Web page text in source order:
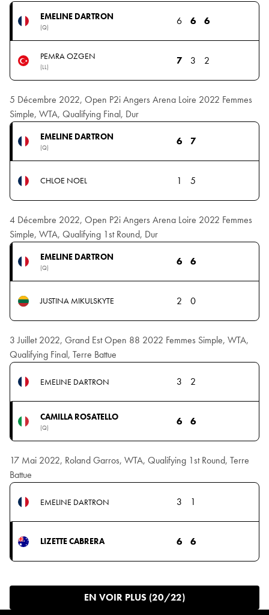
EMELINE DARTRON
(Q)
6 6 6
PEMRA OZGEN
(LL)
7 3 2
5 Décembre 2022, Open P2i Angers Arena Loire 2022 Femmes
Simple, WTA, Qualifying Final, Dur
EMELINE DARTRON
(Q)
6 7
CHLOE NOEL 1 5
4 Décembre 2022, Open P2i Angers Arena Loire 2022 Femmes
Simple, WTA, Qualifying 1st Round, Dur
EMELINE DARTRON
(Q)
6 6
JUSTINA MIKULSKYTE 2 0
3 Juillet 2022, Grand Est Open 88 2022 Femmes Simple, WTA,
Qualifying Final, Terre Battue
EMELINE DARTRON 3 2
CAMILLA ROSATELLO
(Q)
6 6
17 Mai 2022, Roland Garros, WTA, Qualifying 1st Round, Terre
Battue
EMELINE DARTRON 3 1
LIZETTE CABRERA 6 6
EN VOIR PLUS (20/22)